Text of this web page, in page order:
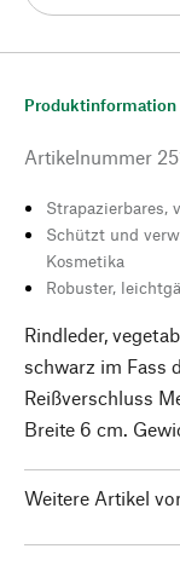
Produktinformation
Artikelnummer
Strapazierbares,
Schützt und
Kosmetika
Robuster,
Rindleder,
schwarz im Fass
Reißverschluss
Breite 6 cm.
Weitere Artikel